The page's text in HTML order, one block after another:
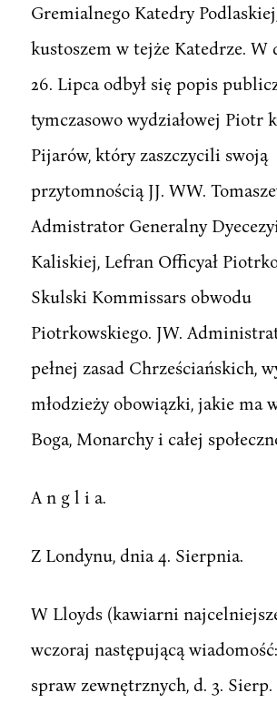
Gremialnego Katedry
kustoszem w tejże Katedrze. W
26. Lipca odbył się popis
tymczasowo wydziałowej Piotr
Pijarów, który zaszczycili swoją
przytomnością JJ. WW.
Admistrator Generalny
Kaliskiej, Lefran Officyał
Skulski Kommissars obwodu
Piotrkowskiego. JW.
pełnej zasad Chrześciańskich,
młodzieży obowiązki, jakie ma
Boga, Monarchy i całej
A n g l i a.
Z Londynu, dnia 4. Sierpnia.
W Lloyds (kawiarni
wczoraj następującą
spraw zewnętrznych, d. 3. Sierp.